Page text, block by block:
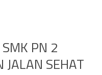
PN 2
JALAN SEHAT